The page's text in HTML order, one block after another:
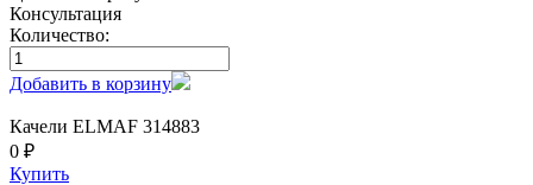
Консультация
Количество:
Добавить в корзину
Качели ELMAF 314883
0 ₽
Купить